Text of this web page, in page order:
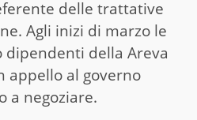
delle trattative
Agli inizi di marzo le
della Areva
appello al governo
a negoziare.